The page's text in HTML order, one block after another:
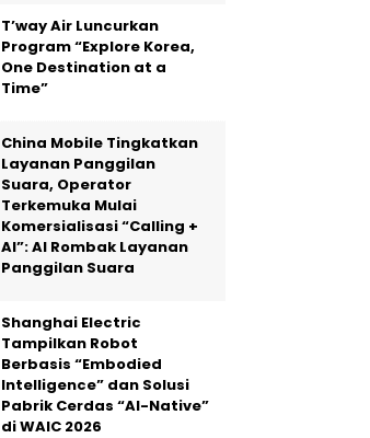
T’way Air Luncurkan
Program “Explore Korea,
One Destination at a
Time”
China Mobile Tingkatkan
Layanan Panggilan
Suara, Operator
Terkemuka Mulai
Komersialisasi “Calling +
AI”: AI Rombak Layanan
Panggilan Suara
Shanghai Electric
Tampilkan Robot
Berbasis “Embodied
Intelligence” dan Solusi
Pabrik Cerdas “AI-Native”
di WAIC 2026